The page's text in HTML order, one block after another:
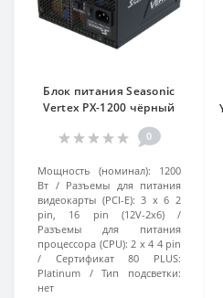
Блок питания Seasonic
Vertex PX-1200 чёрный
0
Мощность (номинал):
1200
Вт
Разъемы для питания
видеокарты (PCI-E): 3 x 6 2
pin, 16 pin (12V-2x6)
Разъемы для питания
процессора (CPU): 2 x 4 4 pin
Сертификат 80 PLUS:
Platinum
Тип подсветки:
нет